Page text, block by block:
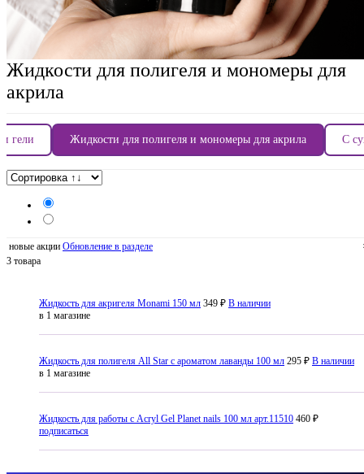
Жидкости для полигеля и мономеры для
акрила
гели Жидкости для полигеля и мономеры для акрила С
новые акции Обновление в разделе
3 товара
Жидкость для акригеля Monami 150 мл 349 ₽ В наличии
в 1 магазине
Жидкость для полигеля All Star с ароматом лаванды 100 мл 295 ₽ В наличии
в 1 магазине
Жидкость для работы с Acryl Gel Planet nails 100 мл арт.11510 460 ₽
подписаться